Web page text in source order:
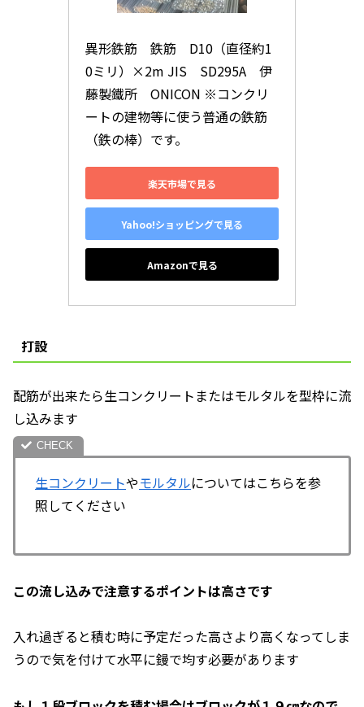
異形鉄筋　鉄筋　D10（直径約1
0ミリ）×2m JIS　SD295A　伊
藤製鐵所　ONICON ※コンクリ
ートの建物等に使う普通の鉄筋
（鉄の棒）です。
楽天市場で見る
Yahoo!ショッピングで見る
Amazonで見る
打設
配筋が出来たら生コンクリートまたはモルタルを型枠に流
し込みます
生コンクリートやモルタルについてはこちらを参
照してください
この流し込みで注意するポイントは高さです
入れ過ぎると積む時に予定だった高さより高くなってしま
うので気を付けて水平に鏝で均す必要があります